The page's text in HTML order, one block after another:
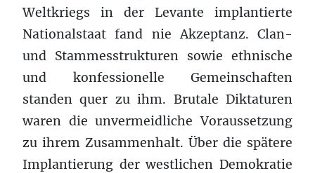
Weltkriegs in der Levante implantierte
Nationalstaat fand nie Akzeptanz. Clan-
und Stammesstrukturen sowie ethnische
und konfessionelle Gemeinschaften
standen quer zu ihm. Brutale Diktaturen
waren die unvermeidliche Voraussetzung
zu ihrem Zusammenhalt. Über die spätere
Implantierung der westlichen Demokratie